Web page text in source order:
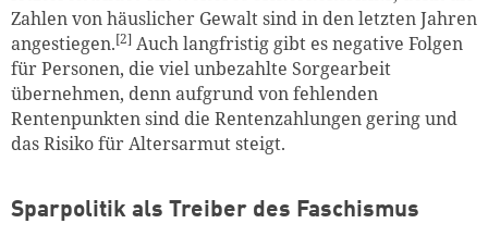
Zahlen von häuslicher Gewalt sind in den letzten Jahren
angestiegen.[2] Auch langfristig gibt es negative Folgen
für Personen, die viel unbezahlte Sorgearbeit
übernehmen, denn aufgrund von fehlenden
Rentenpunkten sind die Rentenzahlungen gering und
das Risiko für Altersarmut steigt.
Sparpolitik als Treiber des Faschismus